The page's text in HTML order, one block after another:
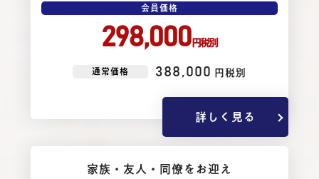
会員価格
298,000円税別
通常価格 388,000 円税別
詳しく見る
家族・友⼈・同僚をお迎え